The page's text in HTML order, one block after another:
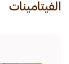
الفيتامينات